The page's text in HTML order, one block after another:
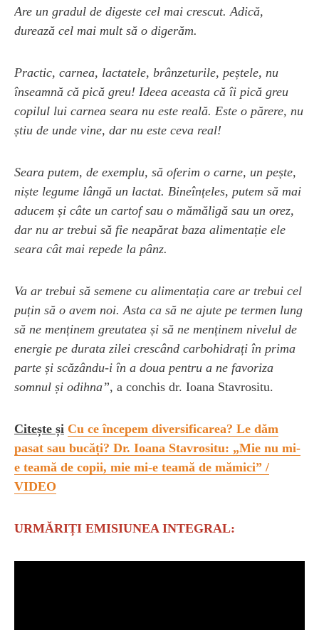
Are un gradul de digeste cel mai crescut. Adică,
durează cel mai mult să o digerăm.
Practic, carnea, lactatele, brânzeturile, peștele, nu
înseamnă că pică greu! Ideea aceasta că îi pică greu
copilul lui carnea seara nu este reală. Este o părere, nu
știu de unde vine, dar nu este ceva real!
Seara putem, de exemplu, să oferim o carne, un pește,
niște legume lângă un lactat. Bineînțeles, putem să mai
aducem și câte un cartof sau o mămăligă sau un orez,
dar nu ar trebui să fie neapărat baza alimentație ele
seara cât mai repede la pânz.
Va ar trebui să semene cu alimentația care ar trebui cel
puțin să o avem noi. Asta ca să ne ajute pe termen lung
să ne menținem greutatea și să ne menținem nivelul de
energie pe durata zilei crescând carbohidrați în prima
parte și scăzându-i în a doua pentru a ne favoriza
somnul și odihna”, a conchis dr. Ioana Stavrositu.
Citește și Cu ce începem diversificarea? Le dăm
pasat sau bucăți? Dr. Ioana Stavrositu: „Mie nu mi-
e teamă de copii, mie mi-e teamă de mămici” /
VIDEO
URMĂRIȚI EMISIUNEA INTEGRAL: